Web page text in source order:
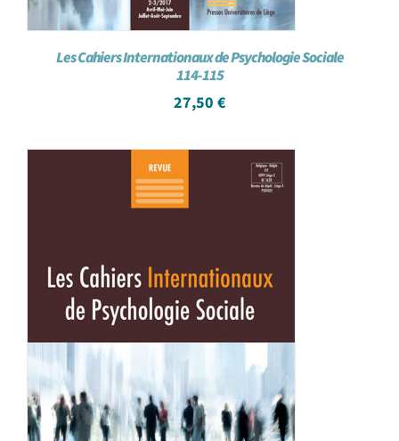
Les Cahiers Internationaux de Psychologie Sociale
114-115
27,50 €